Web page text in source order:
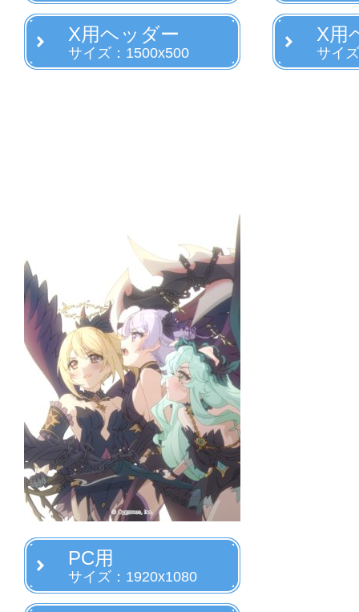
X用ヘッダー
サイズ：1500x500
X用
サイ
PC用
サイズ：1920x1080